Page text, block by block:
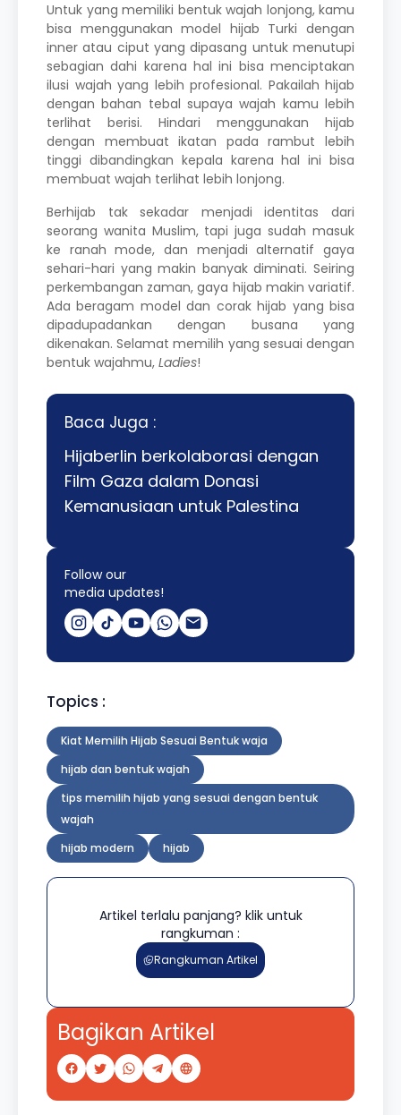
Untuk yang memiliki bentuk wajah lonjong, kamu
bisa menggunakan model hijab Turki dengan
inner atau ciput yang dipasang untuk menutupi
sebagian dahi karena hal ini bisa menciptakan
ilusi wajah yang lebih profesional. Pakailah hijab
dengan bahan tebal supaya wajah kamu lebih
terlihat berisi. Hindari menggunakan hijab
dengan membuat ikatan pada rambut lebih
tinggi dibandingkan kepala karena hal ini bisa
membuat wajah terlihat lebih lonjong.
Berhijab tak sekadar menjadi identitas dari
seorang wanita Muslim, tapi juga sudah masuk
ke ranah mode, dan menjadi alternatif gaya
sehari-hari yang makin banyak diminati. Seiring
perkembangan zaman, gaya hijab makin variatif.
Ada beragam model dan corak hijab yang bisa
dipadupadankan dengan busana yang
dikenakan. Selamat memilih yang sesuai dengan
bentuk wajahmu, Ladies!
Baca Juga :
Hijaberlin berkolaborasi dengan
Film Gaza dalam Donasi
Kemanusiaan untuk Palestina
Follow our
media updates!
Topics :
Kiat Memilih Hijab Sesuai Bentuk waja
hijab dan bentuk wajah
tips memilih hijab yang sesuai dengan bentuk
wajah
hijab modern
hijab
Artikel terlalu panjang? klik untuk
rangkuman :
Rangkuman Artikel
Bagikan Artikel